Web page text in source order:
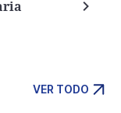
VER TODO